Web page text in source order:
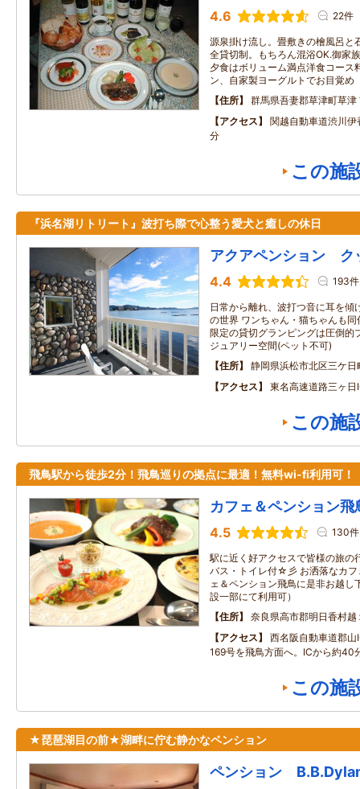
4.6 22件
源泉掛け流し。畳敷きの檜風呂と
全貸切制。もちろん混浴OK.御家
夕食はボリューム満点洋食コース
ン、自家製ヨーグルトでお目覚め
住所
群馬県吾妻郡草津町草津
アクセス
関越自動車道渋川
分
この施
『浜名湖リトリート』波打ち際で心整う愛犬と癒しの休日
アクアペンション ク
4.4 193件
日常から離れ、波打つ音に耳を傾
の世界 ワンちゃん・猫ちゃんも
限定の貸切グランピングは圧倒的
ジュアリー空間(ペット不可)
住所
静岡県浜松市北区三ケ
アクセス
東名高速道路三ヶ
この施
飛鳥駅から徒歩2分！飛鳥巡りの拠点に最適！無料wi-fi利用可！
カフェ＆ペンション飛
4.5 130件
駅に近く好アクセスで皆様の旅の
バス・トイレ付☆彡 お洒落なカフ
ェ＆ペンション飛鳥に是非お越
設一部にて利用可）
住所
奈良県高市郡明日香村越
アクセス
西名阪自動車道郡
169号を飛鳥方面へ。ICから約40
この施
★琵琶湖目の前★湖畔に佇む静かなペンション
ペンション